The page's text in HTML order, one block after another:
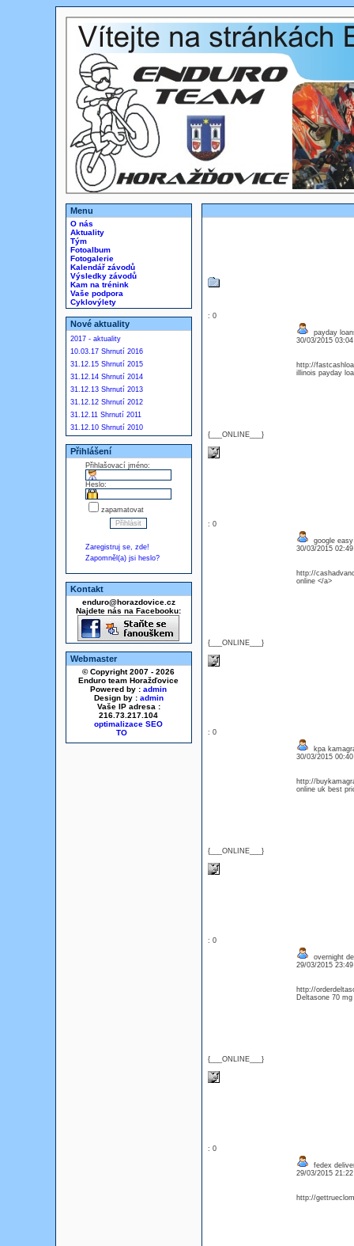
Menu
O nás
Aktuality
Tým
Fotoalbum
Fotogalerie
Kalendář závodů
Výsledky závodů
Kam na trénink
Vaše podpora
Cyklovýlety
Nové aktuality
2017 - aktuality
10.03.17 Shrnutí 2016
31.12.15 Shrnutí 2015
31.12.14 Shrnutí 2014
31.12.13 Shrnutí 2013
31.12.12 Shrnutí 2012
31.12.11 Shrnutí 2011
31.12.10 Shrnutí 2010
Přihlášení
Přihlašovací jméno:
Heslo:
zapamatovat
Zaregistruj se, zde!
Zapomněl(a) jsi heslo?
Kontakt
enduro@horazdovice.cz
Najdete nás na Facebooku:
Webmaster
© Copyright 2007 - 2026
Enduro team Horažďovice
Powered by : admin
Design by : admin
Vaše IP adresa :
216.73.217.104
optimalizace SEO
: 0
{___ONLINE___}
payday
30/03/2015
http://
illinois payday
: 0
{___ONLINE___}
google
30/03/2015
http://
online </a>
: 0
{___ONLINE___}
kpa
30/03/2015
http://
online uk best
: 0
{___ONLINE___}
overnight
29/03/2015
http://
Deltasone 70
: 0
fedex
29/03/2015
http://